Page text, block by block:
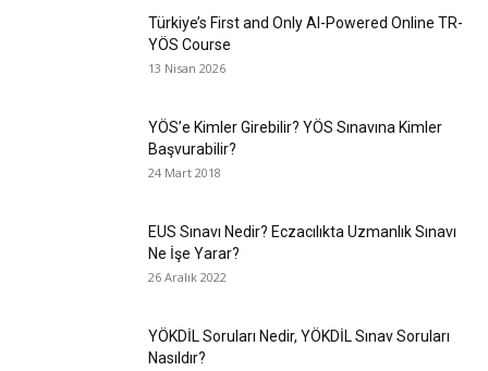
Türkiye’s First and Only AI-Powered Online TR-
YÖS Course
13 Nisan 2026
YÖS’e Kimler Girebilir? YÖS Sınavına Kimler
Başvurabilir?
24 Mart 2018
EUS Sınavı Nedir? Eczacılıkta Uzmanlık Sınavı
Ne İşe Yarar?
26 Aralık 2022
YÖKDİL Soruları Nedir, YÖKDİL Sınav Soruları
Nasıldır?